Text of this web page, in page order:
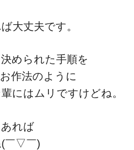
大丈夫です。
められた手順を
作法のように
にはムリですけどね。
れば
(￣▽￣)